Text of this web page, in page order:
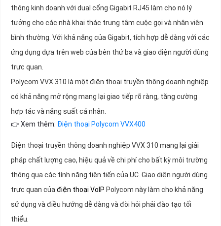
thông kinh doanh với dual cổng Gigabit RJ45 làm cho nó lý
tưởng cho các nhà khai thác trung tâm cuộc gọi và nhân viên
bình thường. Với khả năng của Gigabit, tích hợp dễ dàng với các
ứng dụng dựa trên web của bên thứ ba và giao diện người dùng
trực quan.
Polycom VVX 310 là một điện thoại truyền thông doanh nghiệp
có khả năng mở rộng mang lại giao tiếp rõ ràng, tăng cường
hợp tác và năng suất cá nhân.
👉 Xem thêm: Điện thoại Polycom VVX400
Điện thoại truyền thông doanh nghiệp VVX 310 mang lại giải
pháp chất lượng cao, hiệu quả về chi phí cho bất kỳ môi trường
thông qua các tính năng tiên tiến của UC. Giao diện người dùng
trực quan của điện thoại VoIP Polycom này làm cho khả năng
sử dụng và điều hướng dễ dàng và đòi hỏi phải đào tạo tối
thiểu.